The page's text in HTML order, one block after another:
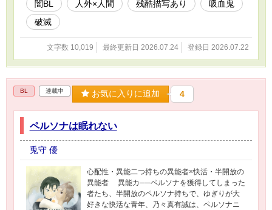
闇BL 人外×人間 残酷描写あり
吸血鬼
破滅
文字数 10,019 最終更新日 2026.07.24 登録日 2026.07.22
BL 連載中 お気に入りに追加 4
ペルソナは眠れない
兎守 優
心配性・異能二つ持ちの異能者×快活・半開放の
異能者 異能カ──ペルソナを獲得してしまった
者たち、半開放のペルソナ持ちで、ゆぎりが大
好きな快活な青年、乃々真有誠は、ペルソナニ